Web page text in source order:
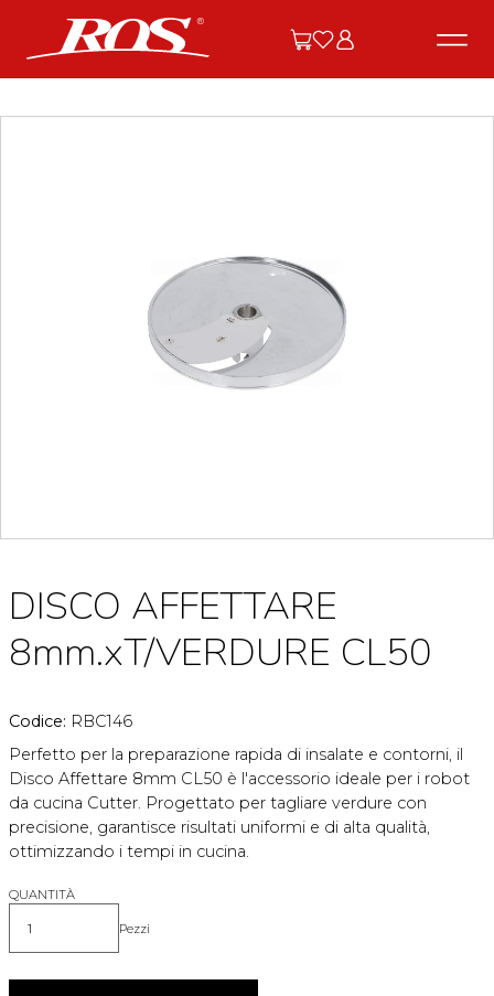
DISCO AFFETTARE
8mm.xT/VERDURE CL50
Codice: RBC146
Perfetto per la preparazione rapida di insalate e contorni, il
Disco Affettare 8mm CL50 è l'accessorio ideale per i robot
da cucina Cutter. Progettato per tagliare verdure con
precisione, garantisce risultati uniformi e di alta qualità,
ottimizzando i tempi in cucina.
QUANTITÀ
Quantità Pezzi